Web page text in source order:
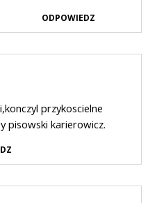
ODPOWIEDZ
przykoscielne
pisowski karierowicz.